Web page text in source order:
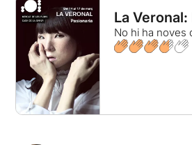
La
No hi ha noves